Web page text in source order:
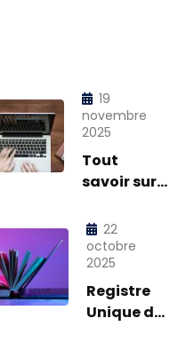
19
novembre
2025
Tout
savoir sur
Cotisation
Foncière
des
Entreprises
22
octobre
2025
Registre
Unique du